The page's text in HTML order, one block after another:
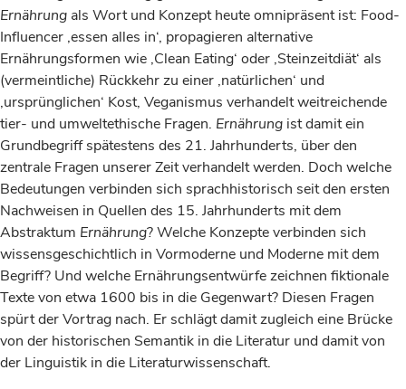
Ernährung als Wort und Konzept heute omnipräsent ist: Food-
Influencer ‚essen alles in‘, propagieren alternative
Ernährungsformen wie ‚Clean Eating‘ oder ‚Steinzeitdiät‘ als
(vermeintliche) Rückkehr zu einer ‚natürlichen‘ und
‚ursprünglichen‘ Kost, Veganismus verhandelt weitreichende
tier- und umweltethische Fragen. Ernährung ist damit ein
Grundbegriff spätestens des 21. Jahrhunderts, über den
zentrale Fragen unserer Zeit verhandelt werden. Doch welche
Bedeutungen verbinden sich sprachhistorisch seit den ersten
Nachweisen in Quellen des 15. Jahrhunderts mit dem
Abstraktum Ernährung? Welche Konzepte verbinden sich
wissensgeschichtlich in Vormoderne und Moderne mit dem
Begriff? Und welche Ernährungsentwürfe zeichnen fiktionale
Texte von etwa 1600 bis in die Gegenwart? Diesen Fragen
spürt der Vortrag nach. Er schlägt damit zugleich eine Brücke
von der historischen Semantik in die Literatur und damit von
der Linguistik in die Literaturwissenschaft.